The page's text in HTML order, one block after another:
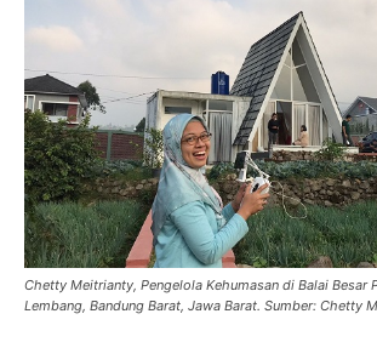
Chetty Meitrianty, Pengelola Kehumasan di Balai Besar
Lembang, Bandung Barat, Jawa Barat. Sumber: Chetty